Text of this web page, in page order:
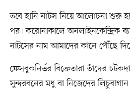
তবে হানি নাটস নিয়ে আলোচনা শুরু
পর। করোনাকালে অনলাইনকেন্দ্রিক
নাটসের নাম আমাদের কানে পৌঁছে
ফেসবুকনির্ভর বিক্রেতারা তাঁদের
সুন্দরবনের মধু বা নিজেদের